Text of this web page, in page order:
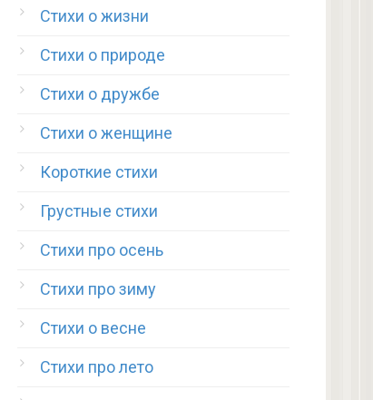
Стихи о жизни
Стихи о природе
Стихи о дружбе
Стихи о женщине
Короткие стихи
Грустные стихи
Стихи про осень
Стихи про зиму
Стихи о весне
Стихи про лето